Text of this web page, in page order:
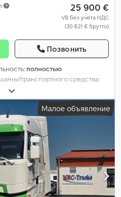
25 900 €
VB без учета НДС
(30 821 € брутто)
Позвонить
полностью
транспортного средства:
782 640 км
01/2016, тип топлива:дизель,
, максимальная грузоподъёмность:
, размер шины:
осей:6x2 , колесная база:
04/2027 , топливо:
другое , цвет: серый, кабина
, тип передачи:
Евро 6, подвеска:
сталь-
, Оборудование:
ABS, EBS
ассистент удержания
Малое объявление